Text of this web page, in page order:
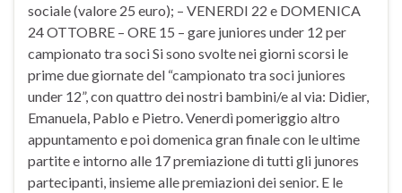
sociale (valore 25 euro); – VENERDI 22 e DOMENICA
24 OTTOBRE – ORE 15 – gare juniores under 12 per
campionato tra soci Si sono svolte nei giorni scorsi le
prime due giornate del “campionato tra soci juniores
under 12”, con quattro dei nostri bambini/e al via: Didier,
Emanuela, Pablo e Pietro. Venerdì pomeriggio altro
appuntamento e poi domenica gran finale con le ultime
partite e intorno alle 17 premiazione di tutti gli junores
partecipanti, insieme alle premiazioni dei senior. E le